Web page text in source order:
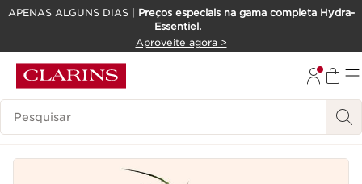
SALTAR PARA O CONTEÚDO
APENAS ALGUNS DIAS | Preços especiais na gama completa Hydra-
Essentiel.
Aproveite agora >
Pesquisar Legenda